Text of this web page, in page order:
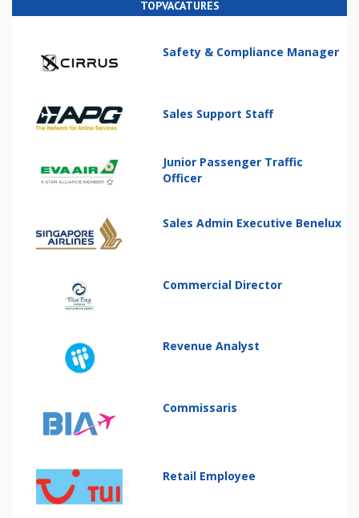
TOPVACATURES
Safety & Compliance Manager
Sales Support Staff
Junior Passenger Traffic
Officer
Sales Admin Executive Benelux
Commercial Director
Revenue Analyst
Commissaris
Retail Employee